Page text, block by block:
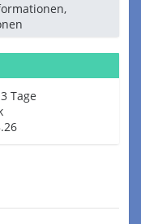
Tage